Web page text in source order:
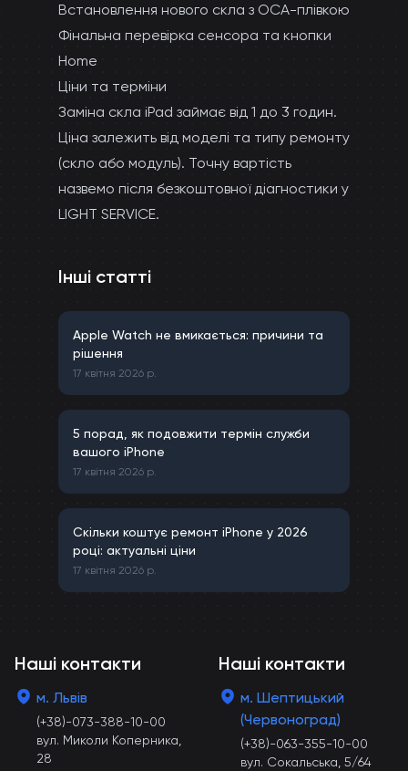
Встановлення нового скла з ОСА-плівкою
Фінальна перевірка сенсора та кнопки
Home
Ціни та терміни
Заміна скла iPad займає від 1 до 3 годин.
Ціна залежить від моделі та типу ремонту
(скло або модуль). Точну вартість
назвемо після безкоштовної діагностики у
LIGHT SERVICE.
Інші статті
Apple Watch не вмикається: причини та
рішення
17 квітня 2026 р.
5 порад, як подовжити термін служби
вашого iPhone
17 квітня 2026 р.
Скільки коштує ремонт iPhone у 2026
році: актуальні ціни
17 квітня 2026 р.
Наші контакти
м. Львів
(+38)-073-388-10-00
вул. Миколи Коперника,
28
Наші контакти
м. Шептицький
(Червоноград)
(+38)-063-355-10-00
вул. Сокальська, 5/64